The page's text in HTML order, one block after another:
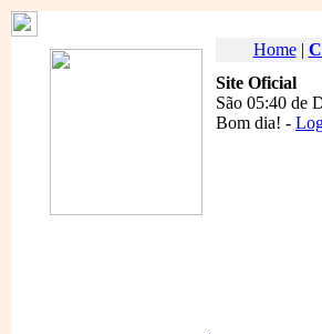
Home|
Site Oficial
São 05:40 de
Bom dia! -